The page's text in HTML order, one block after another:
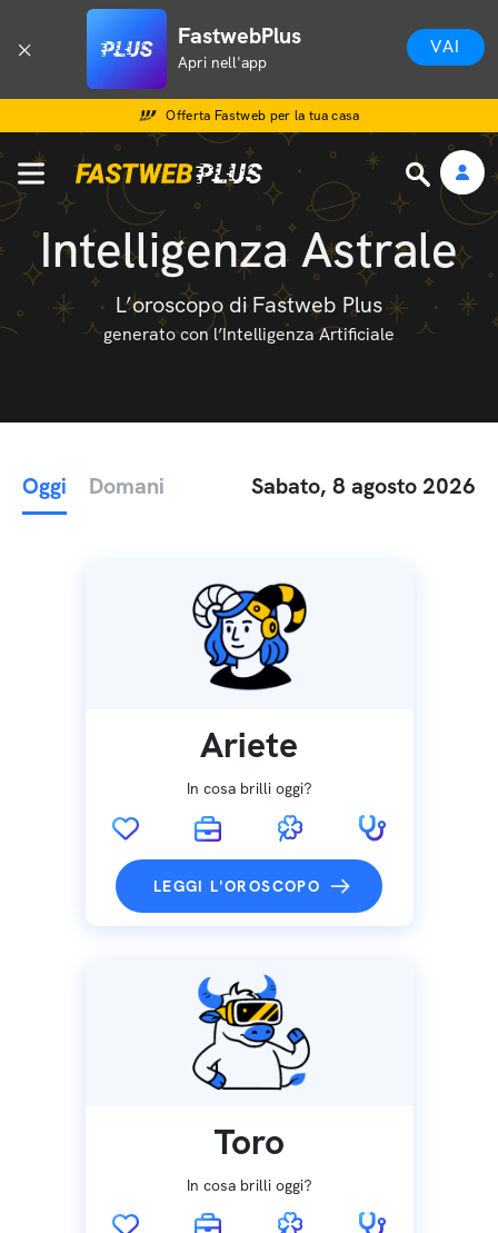
FastwebPlus
Apri nell'app
VAI
Offerta Fastweb per la tua casa
Intelligenza Astrale
L’oroscopo di Fastweb Plus
generato con l’Intelligenza Artificiale
Oggi Domani Sabato, 8 agosto 2026
Ariete
In cosa brilli oggi?
LEGGI L'OROSCOPO
Toro
In cosa brilli oggi?